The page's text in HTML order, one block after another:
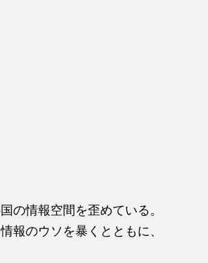
の情報空間を歪めている。
報のウソを暴くとともに、